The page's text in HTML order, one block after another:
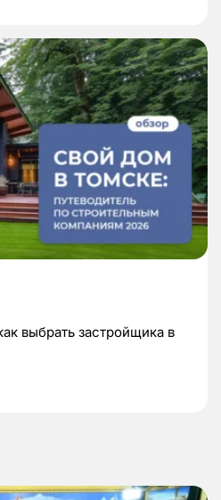
выбрать застройщика в